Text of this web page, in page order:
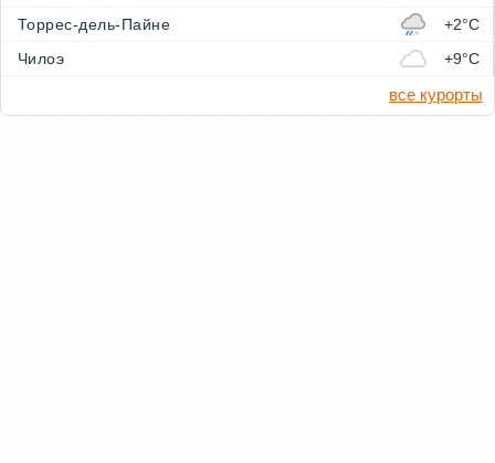
Торрес-дель-Пайне
+2°C
Чилоэ
+9°C
все курорты